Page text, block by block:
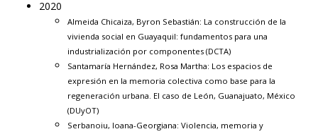
2020
Almeida Chicaiza, Byron Sebastián: La construcción de la
vivienda social en Guayaquil: fundamentos para una
industrialización por componentes (DCTA)
Santamaría Hernández, Rosa Martha: Los espacios de
expresión en la memoria colectiva como base para la
regeneración urbana. El caso de León, Guanajuato, México
(DUyOT)
Serbanoiu, Ioana-Georgiana: Violencia, memoria y